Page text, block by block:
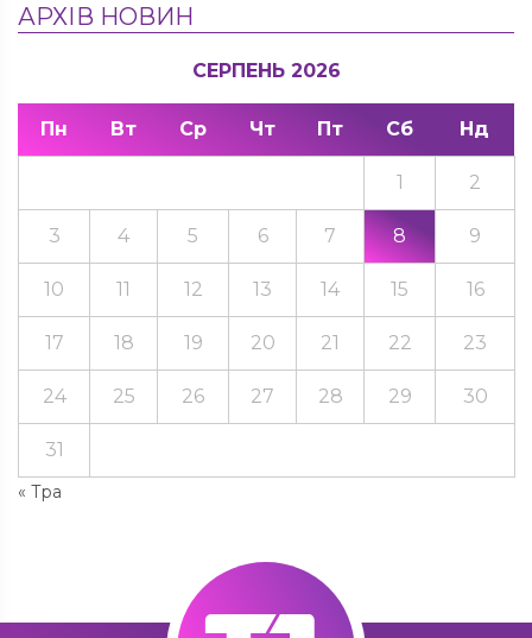
АРХІВ НОВИН
СЕРПЕНЬ 2026
Пн Вт Ср Чт Пт Сб Нд
« Тра
1 2
3 4 5 6 7 8 9
10 11 12 13 14 15 16
17 18 19 20 21 22 23
24 25 26 27 28 29 30
31